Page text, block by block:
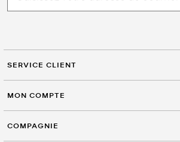
SERVICE CLIENT
MON COMPTE
COMPAGNIE